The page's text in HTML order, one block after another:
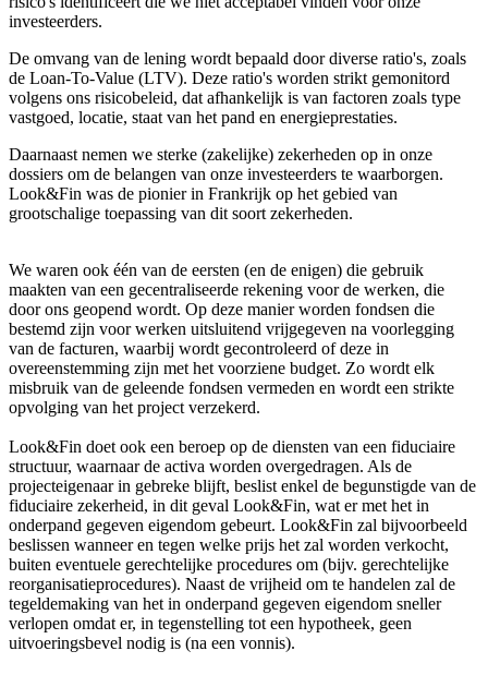
investeerders.
De omvang van de lening wordt bepaald door diverse ratio's, zoals
de Loan-To-Value (LTV). Deze ratio's worden strikt gemonitord
volgens ons risicobeleid, dat afhankelijk is van factoren zoals type
vastgoed, locatie, staat van het pand en energieprestaties.
Daarnaast nemen we sterke (zakelijke) zekerheden op in onze
dossiers om de belangen van onze investeerders te waarborgen.
Look&Fin was de pionier in Frankrijk op het gebied van
grootschalige toepassing van dit soort zekerheden.
We waren ook één van de eersten (en de enigen) die gebruik
maakten van een gecentraliseerde rekening voor de werken, die
door ons geopend wordt. Op deze manier worden fondsen die
bestemd zijn voor werken uitsluitend vrijgegeven na voorlegging
van de facturen, waarbij wordt gecontroleerd of deze in
overeenstemming zijn met het voorziene budget. Zo wordt elk
misbruik van de geleende fondsen vermeden en wordt een strikte
opvolging van het project verzekerd.
Look&Fin doet ook een beroep op de diensten van een fiduciaire
structuur, waarnaar de activa worden overgedragen. Als de
projecteigenaar in gebreke blijft, beslist enkel de begunstigde van de
fiduciaire zekerheid, in dit geval Look&Fin, wat er met het in
onderpand gegeven eigendom gebeurt. Look&Fin zal bijvoorbeeld
beslissen wanneer en tegen welke prijs het zal worden verkocht,
buiten eventuele gerechtelijke procedures om (bijv. gerechtelijke
reorganisatieprocedures). Naast de vrijheid om te handelen zal de
tegeldemaking van het in onderpand gegeven eigendom sneller
verlopen omdat er, in tegenstelling tot een hypotheek, geen
uitvoeringsbevel nodig is (na een vonnis).